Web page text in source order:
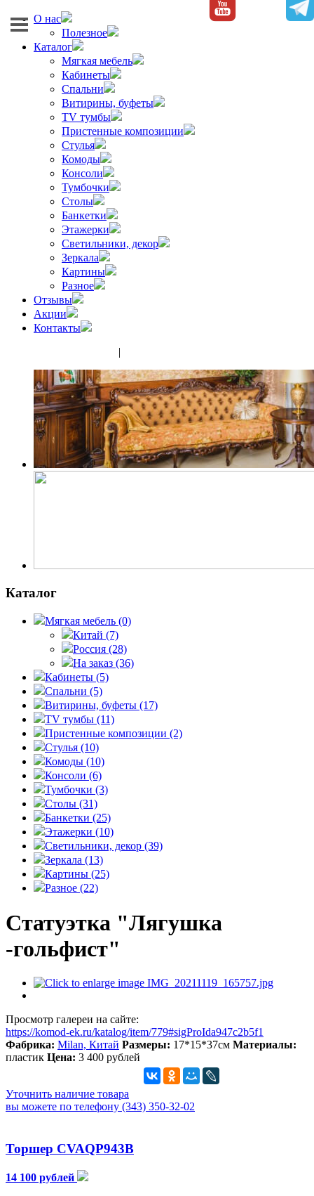
О нас
Полезное
Каталог
Мягкая мебель
Кабинеты
Спальни
Витирины, буфеты
TV тумбы
Пристенные композиции
Стулья
Комоды
Консоли
Тумбочки
Столы
Банкетки
Этажерки
Светильники, декор
Зеркала
Картины
Разное
Отзывы
Акции
Контакты
|
Каталог
Мягкая мебель (0)
Китай (7)
Россия (28)
На заказ (36)
Кабинеты (5)
Спальни (5)
Витирины, буфеты (17)
TV тумбы (11)
Пристенные композиции (2)
Стулья (10)
Комоды (10)
Консоли (6)
Тумбочки (3)
Столы (31)
Банкетки (25)
Этажерки (10)
Светильники, декор (39)
Зеркала (13)
Картины (25)
Разное (22)
Статуэтка "Лягушка
-гольфист"
Просмотр галереи на сайте:
https://komod-ek.ru/katalog/item/779#sigProIda947c2b5f1
Фабрика: Milan, Китай Размеры: 17*15*37см Материалы:
пластик Цена: 3 400 рублей
Уточнить наличие товара
вы можете по телефону (343) 350-32-02
Торшер CVAQP943B
14 100 рублей